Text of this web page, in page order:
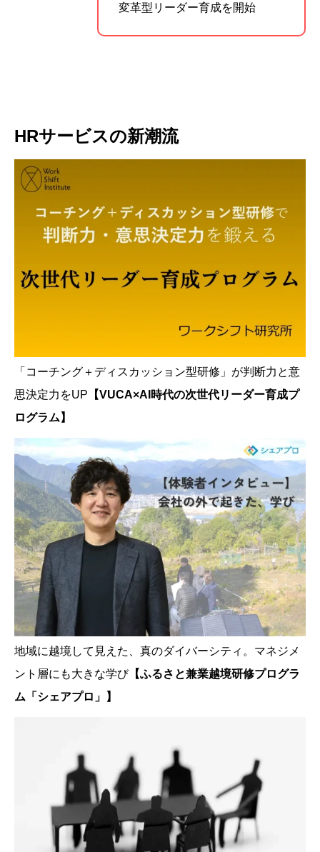
変革型リーダー育成を開始
HRサービスの新潮流
「コーチング＋ディスカッション型研修」が判断力と意
思決定力をUP 【VUCA×AI時代の次世代リーダー育成プ
ログラム】
地域に越境して見えた、真のダイバーシティ。マネジメ
ント層にも大きな学び【ふるさと兼業越境研修プログラ
ム「シェアプロ」】